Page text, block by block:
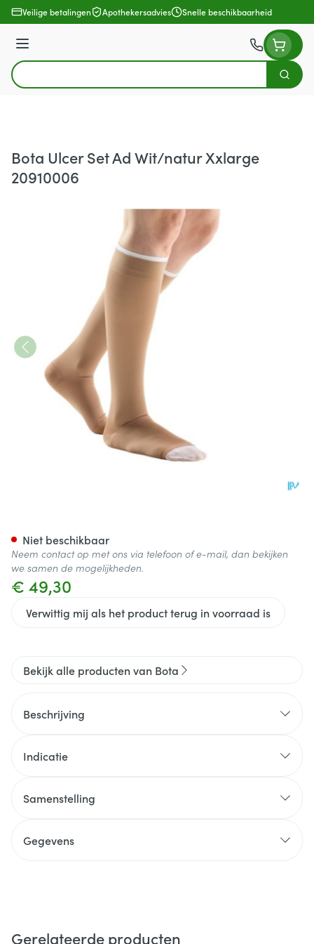
Ga naar de inhoud
Veilige betalingen Apothekersadvies Snelle beschikbaarheid
Menu
Product, merk, categorie...
Zoek
Bota Ulcer Set Ad Wit/natur Xxlarge
20910006
€ 49,30
Verwittig mij als het product terug in voorraad is
Niet beschikbaar
Neem contact op met ons via telefoon of e-mail, dan bekijken
we samen de mogelijkheden.
Bekijk alle producten van Bota
Beschrijving
Indicatie
Samenstelling
Gegevens
Gerelateerde producten